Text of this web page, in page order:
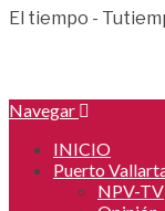
El tiempo -
Navegar
INICIO
Puerto
NPV-TV